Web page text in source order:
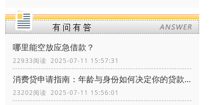
哪里能空放应急借款？
22933阅读 2025-07-11 15:57:31
消费贷申请指南：年龄与身份如何决定你的贷款资格？
23202阅读 2025-07-11 15:56:01